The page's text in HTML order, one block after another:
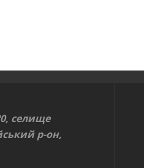
селище
р-он,